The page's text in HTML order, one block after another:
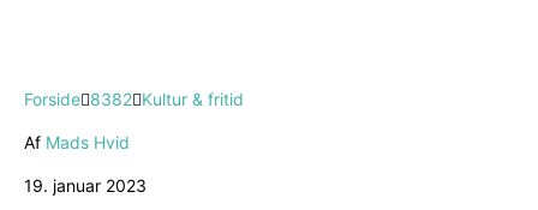
Forside 8382 Kultur & fritid
Af Mads Hvid
19. januar 2023